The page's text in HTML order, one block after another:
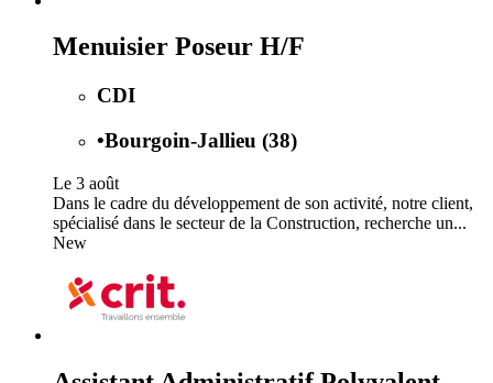
Menuisier Poseur H/F
CDI
•Bourgoin-Jallieu (38)
Le 3 août
Dans le cadre du développement de son activité, notre client,
spécialisé dans le secteur de la Construction, recherche un...
New